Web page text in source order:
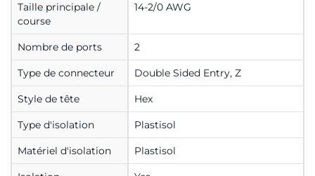
Taille principale /
course
14-2/0 AWG
Nombre de ports 2
Type de connecteur Double Sided Entry, Z
Style de tête Hex
Type d'isolation Plastisol
Matériel d'isolation Plastisol